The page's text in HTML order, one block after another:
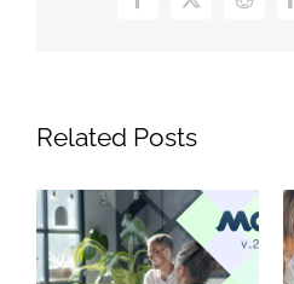
Facebook
X Reddit
Related Posts